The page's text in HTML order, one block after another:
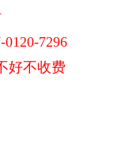
7296
好不收费